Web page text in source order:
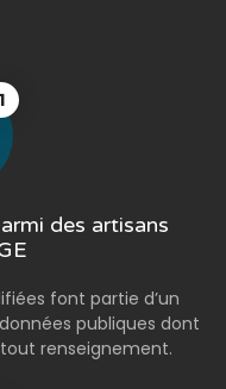
1
des artisans
font partie d’un
publiques dont
renseignement.